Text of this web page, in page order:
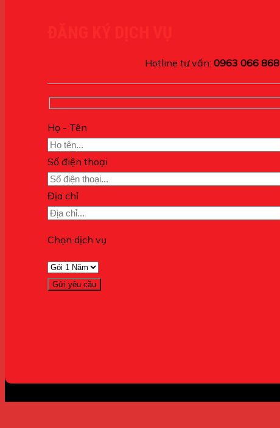
Hotline tư vấn: 0963 066 868
Họ - Tên
Số điện thoại
Địa chỉ
Chọn dịch vụ